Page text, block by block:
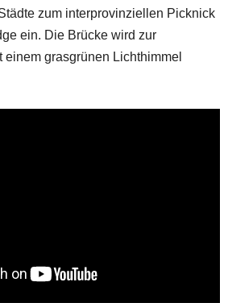
zum interprovinziellen Picknick
ein. Die Brücke wird zur
grasgrünen Lichthimmel